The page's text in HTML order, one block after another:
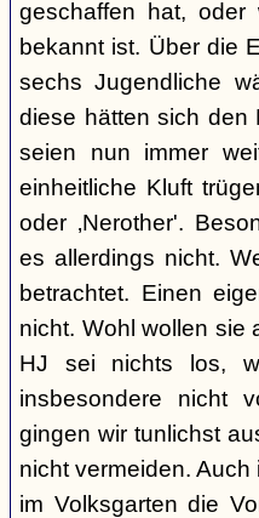
geschaffen hat,
bekannt ist. Über die
sechs Jugendliche
diese hätten sich den
seien nun immer
einheitliche Kluft
oder ‚Nerother'.
es allerdings nicht.
betrachtet. Einen
nicht. Wohl wollen sie
HJ sei nichts los,
insbesondere nicht
gingen wir tunlichst
nicht vermeiden.
im Volksgarten die